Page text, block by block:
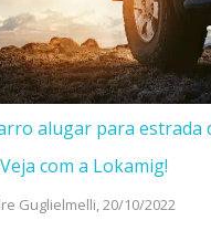
alugar para estrada
com a Lokamig!
Guglielmelli,20/10/2022